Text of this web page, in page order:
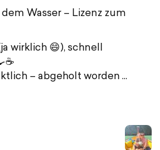
Wasser – Lizenz zum
wirklich 😄), schnell
– abgeholt worden